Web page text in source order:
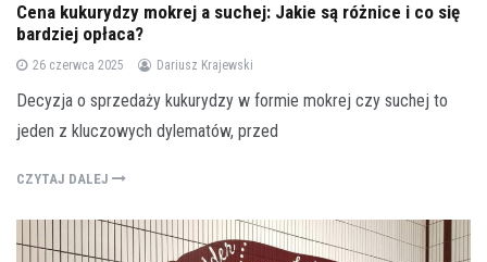
Cena kukurydzy mokrej a suchej: Jakie są różnice i co się
bardziej opłaca?
26 czerwca 2025 Dariusz Krajewski
Decyzja o sprzedaży kukurydzy w formie mokrej czy suchej to
jeden z kluczowych dylematów, przed
CZYTAJ DALEJ